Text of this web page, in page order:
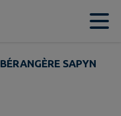
BÉRANGÈRE SAPYN